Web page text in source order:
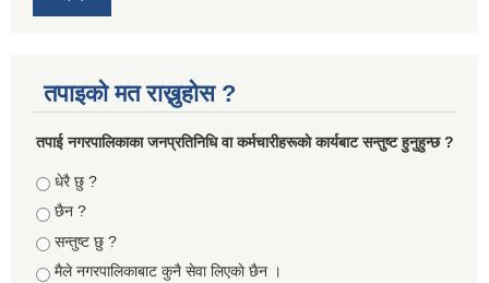
तपाइको मत राख्नुहोस ?
तपा‌ई नगरपालिकाका जनप्रतिनिधि वा कर्मचारीहरूकाे कार्यबाट सन्तुष्ट हुनुहुन्छ ?
Choices
धेरै छु ?
छैन ?
सन्तुष्ट छु ?
मैले नगरपालिकाबाट कुनै सेवा लिएकाे छैन ।